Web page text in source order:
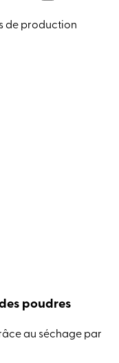
de production
poudres
au séchage par